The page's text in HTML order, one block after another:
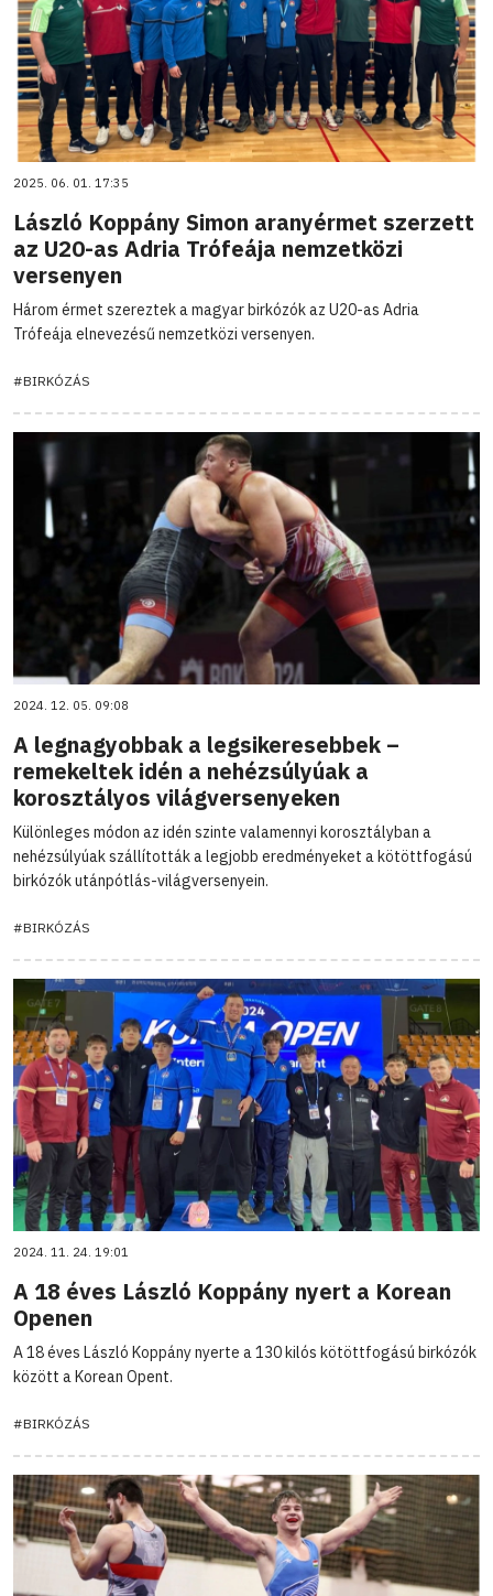
2025. 06. 01. 17:35
László Koppány Simon aranyérmet szerzett
az U20-as Adria Trófeája nemzetközi
versenyen
Három érmet szereztek a magyar birkózók az U20-as Adria
Trófeája elnevezésű nemzetközi versenyen.
#BIRKÓZÁS
2024. 12. 05. 09:08
A legnagyobbak a legsikeresebbek –
remekeltek idén a nehézsúlyúak a
korosztályos világversenyeken
Különleges módon az idén szinte valamennyi korosztályban a
nehézsúlyúak szállították a legjobb eredményeket a kötöttfogású
birkózók utánpótlás-világversenyein.
#BIRKÓZÁS
2024. 11. 24. 19:01
A 18 éves László Koppány nyert a Korean
Openen
A 18 éves László Koppány nyerte a 130 kilós kötöttfogású birkózók
között a Korean Opent.
#BIRKÓZÁS